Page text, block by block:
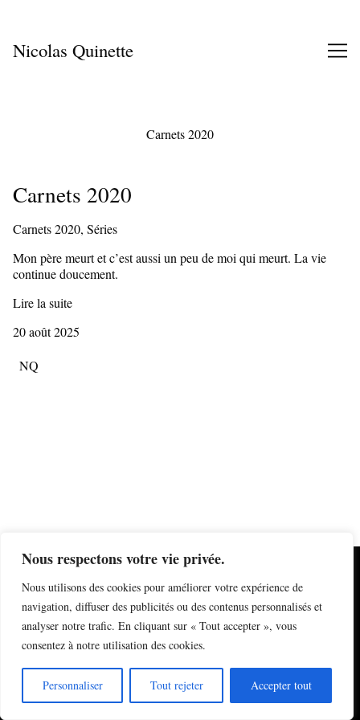
Nous respectons votre vie privée.
Nous utilisons des cookies pour améliorer votre expérience de
navigation, diffuser des publicités ou des contenus personnalisés et
analyser notre trafic. En cliquant sur « Tout accepter », vous
consentez à notre utilisation des cookies.
Personnaliser Tout rejeter Accepter tout
Nicolas Quinette
Carnets 2020
Carnets 2020
Carnets 2020, Séries
Mon père meurt et c’est aussi un peu de moi qui meurt. La vie
continue doucement.
Lire la suite
20 août 2025
NQ
information sur les cookies
formulaire de contact
newsletter
plan du site
derniers articles